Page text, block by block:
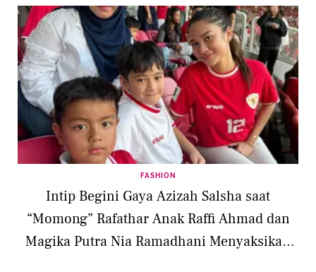
FASHION
Intip Begini Gaya Azizah Salsha saat
“Momong” Rafathar Anak Raffi Ahmad dan
Magika Putra Nia Ramadhani Menyaksikan